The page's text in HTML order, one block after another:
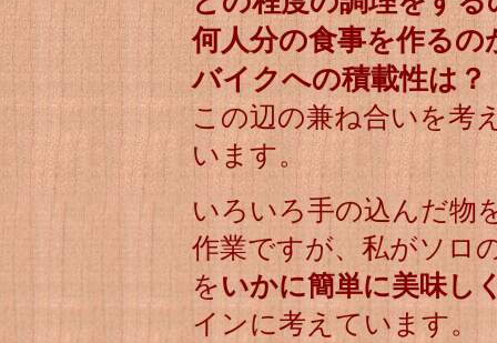
何人分の食事を作るの
バイクへの積載性は？
この辺の兼ね合いを考
います。
いろいろ手の込んだ物
作業ですが、私がソロ
をいかに簡単に美味し
インに考えています。